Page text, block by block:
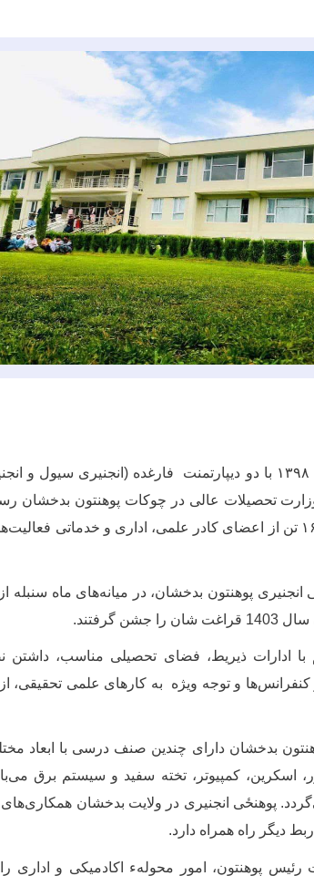
ی دوم سال ۱۳۹۸ با دو دیپارتمنت فارغده (انجنیری
وزارت تحصیلات عالی در چوکات پوهنتون بدخشان
خویش را آغاز نمود. اکنون با تشکیل ۱۶ تن از اعضای کادر علمی، اداری و
انجنیری پوهنتون بدخشان‌، در میانه‌های ماه سنبله
گرفتند.
ادارات ذیریط، فضای تحصیلی مناسب، داشتن
کنفرانس‌ها و توجه ویژه به کارهای علمی تحقیقی،
بدخشان دارای چندین صنف درسی با ابعاد
اسکرین، کمپیوتر، تخته سفید و سیستم برق می
پوهنځی انجنیری در ولایت بدخشان همکاری‌های
دیگر راه همراه دارد.
پوهنتون، امور محولهء اکادمیکی و اداری